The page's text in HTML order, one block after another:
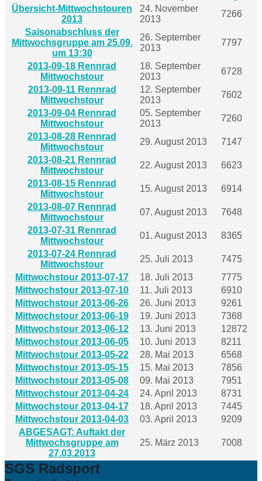
Übersicht-Mittwochstouren
2013
24. November
2013
7266
Saisonabschluss der
Mittwochsgruppe am 25.09.
um 13:30
26. September
2013
7797
2013-09-18 Rennrad
Mittwochstour
18. September
2013
6728
2013-09-11 Rennrad
Mittwochstour
12. September
2013
7602
2013-09-04 Rennrad
Mittwochstour
05. September
2013
7260
2013-08-28 Rennrad
Mittwochstour
29. August 2013
7147
2013-08-21 Rennrad
Mittwochstour
22. August 2013
6623
2013-08-15 Rennrad
Mittwochstour
15. August 2013
6914
2013-08-07 Rennrad
Mittwochstour
07. August 2013
7648
2013-07-31 Rennrad
Mittwochstour
01. August 2013
8365
2013-07-24 Rennrad
Mittwochstour
25. Juli 2013
7475
Mittwochstour 2013-07-17
18. Juli 2013
7775
Mittwochstour 2013-07-10
11. Juli 2013
6910
Mittwochstour 2013-06-26
26. Juni 2013
9261
Mittwochstour 2013-06-19
19. Juni 2013
7368
Mittwochstour 2013-06-12
13. Juni 2013
12872
Mittwochstour 2013-06-05
10. Juni 2013
8211
Mittwochstour 2013-05-22
28. Mai 2013
6568
Mittwochstour 2013-05-15
15. Mai 2013
7856
Mittwochstour 2013-05-08
09. Mai 2013
7951
Mittwochstour 2013-04-24
24. April 2013
8731
Mittwochstour 2013-04-17
18. April 2013
7445
Mittwochstour 2013-04-03
03. April 2013
9209
ABGESAGT: Auftakt der
Mittwochsgruppe am
27.03.2013
25. März 2013 7008
SGS Radsport